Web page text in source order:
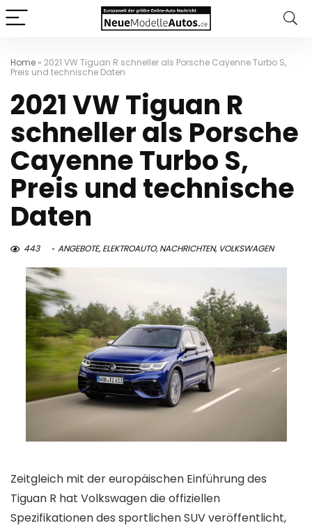
Home » 2021 VW Tiguan R schneller als Porsche Cayenne Turbo S,
Preis und technische Daten
2021 VW Tiguan R
schneller als Porsche
Cayenne Turbo S,
Preis und technische
Daten
443 ANGEBOTE,ELEKTROAUTO,NACHRICHTEN, VOLKSWAGEN
Zeitgleich mit der europäischen Einführung des
Tiguan R hat Volkswagen die offiziellen
Spezifikationen des sportlichen SUV veröffentlicht,